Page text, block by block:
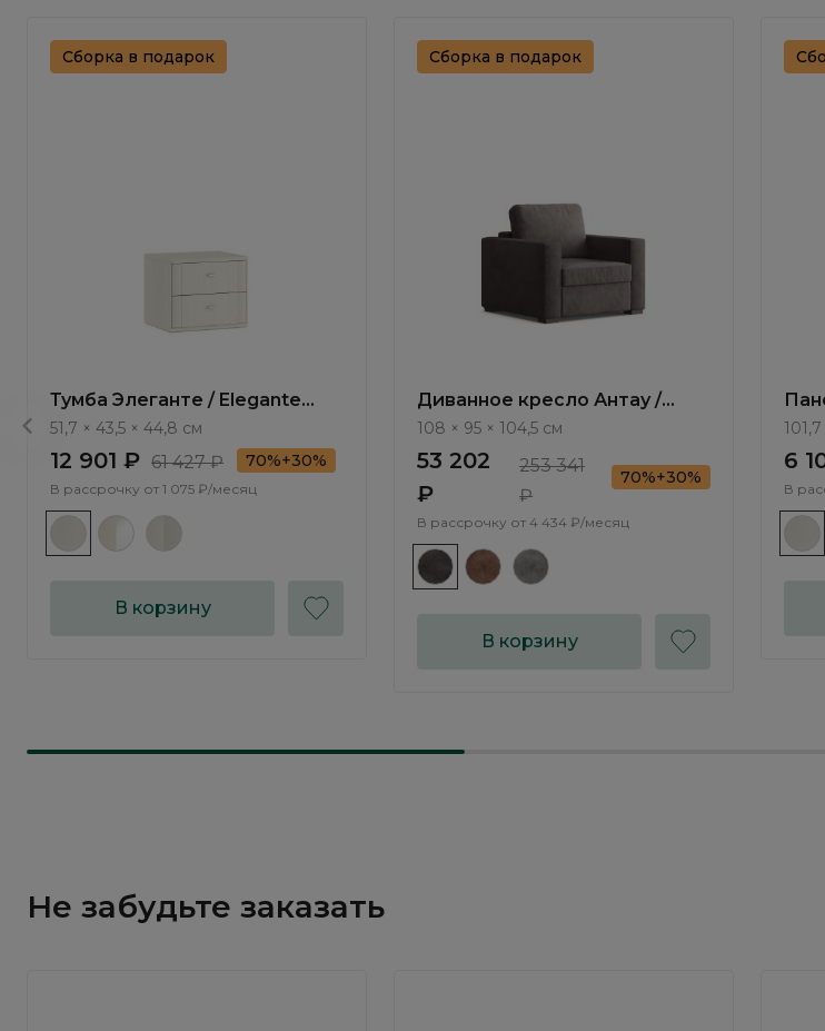
Сборка в подарок
Тумба Элеганте / Elegante
LE5501.1
51,7 × 43,5 × 44,8 см
12 901 ₽ 61 427 ₽ 70%+30%
В рассрочку от 1 075 ₽/месяц
В корзину
Сборка в подарок
Диванное кресло Антау /
Antau ММ111.12
108 × 95 × 104,5 см
53 202
₽
253 341
₽
70%+30%
В рассрочку от 4 434 ₽/месяц
В корзину
/
6
В
Не забудьте заказать